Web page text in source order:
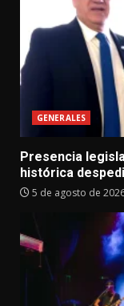
GENERALES
Presencia
histórica
5 de agosto de